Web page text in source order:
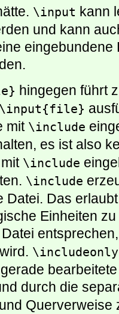
\input kann
und kann
hingegen führt
\input{file}
mit \include
es ist also
\include
\include
Datei. Das
Einheiten
durch die
Querverweise